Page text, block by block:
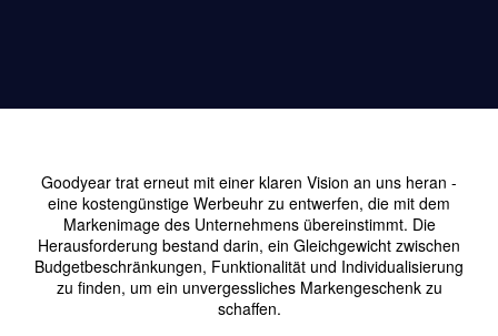
Goodyear trat erneut mit einer klaren Vision an uns heran -
eine kostengünstige Werbeuhr zu entwerfen, die mit dem
Markenimage des Unternehmens übereinstimmt. Die
Herausforderung bestand darin, ein Gleichgewicht zwischen
Budgetbeschränkungen, Funktionalität und Individualisierung
zu finden, um ein unvergessliches Markengeschenk zu
schaffen.